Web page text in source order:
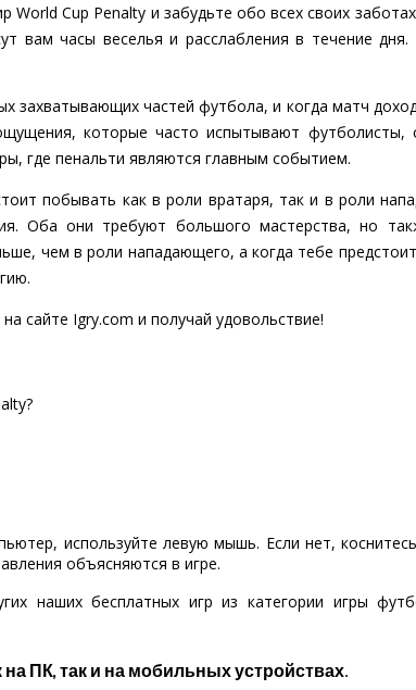
World Cup Penalty и забудьте обо всех своих
вам часы веселья и расслабления в течение
захватывающих частей футбола, и когда матч
которые часто испытывают
где пенальти являются главным событием.
побывать как в роли вратаря, так и в роли
Оба они требуют большого мастерства, но
чем в роли нападающего, а когда тебе
сайте Igry.com и получай удовольствие!
используйте левую мышь. Если нет,
объясняются в игре.
наших бесплатных игр из категории игры
на ПК, так и на мобильных устройствах.